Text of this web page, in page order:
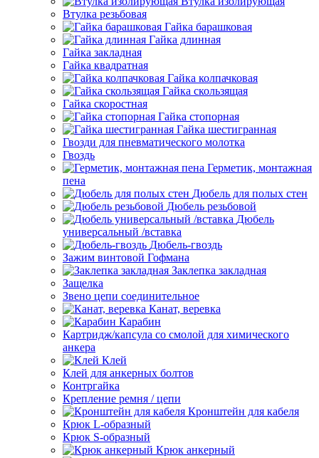
Втулка резьбовая
Гайка барашковая
Гайка длинная
Гайка закладная
Гайка квадратная
Гайка колпачковая
Гайка скользящая
Гайка скоростная
Гайка стопорная
Гайка шестигранная
Гвозди для пневматического молотка
Гвоздь
Герметик, монтажная
пена
Дюбель для полых стен
Дюбель резьбовой
Дюбель
универсальный /вставка
Дюбель-гвоздь
Зажим винтовой Гофмана
Заклепка закладная
Защелка
Звено цепи соединительное
Канат, веревка
Карабин
Картридж/капсула со смолой для химического
анкера
Клей
Клей для анкерных болтов
Контргайка
Крепление ремня / цепи
Кронштейн для кабеля
Крюк L-образный
Крюк S-образный
Крюк анкерный